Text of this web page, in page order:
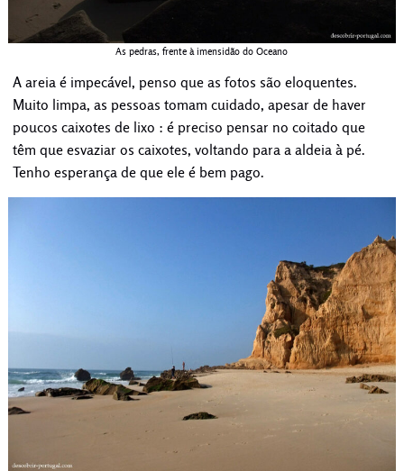
As pedras, frente à imensidão do Oceano
A areia é impecável, penso que as fotos são eloquentes.
Muito limpa, as pessoas tomam cuidado, apesar de haver
poucos caixotes de lixo : é preciso pensar no coitado que
têm que esvaziar os caixotes, voltando para a aldeia à pé.
Tenho esperança de que ele é bem pago.